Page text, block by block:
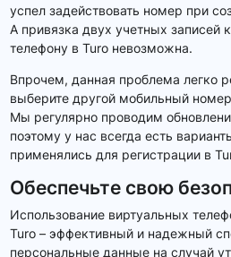
успел задействовать номер при
А привязка двух учетных записей
телефону в Turo невозможна.
Впрочем, данная проблема легко
выберите другой мобильный
Мы регулярно проводим
поэтому у нас всегда есть
применялись для регистрации в
Обеспечьте свою
Использование виртуальных
Turo – эффективный и надежный
персональные данные на случай